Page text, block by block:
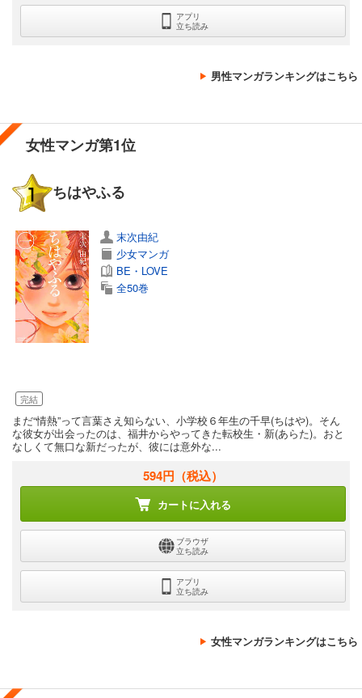
アプリ
立ち読み
男性マンガランキングはこちら
女性マンガ第1位
ちはやふる
完結
末次由紀
少女マンガ
BE・LOVE
全50巻
まだ“情熱”って言葉さえ知らない、小学校６年生の千早(ちはや)。そん
な彼女が出会ったのは、福井からやってきた転校生・新(あらた)。おと
なしくて無口な新だったが、彼には意外な...
594円 （税込）
カートに入れる
ブラウザ
立ち読み
アプリ
立ち読み
女性マンガランキングはこちら